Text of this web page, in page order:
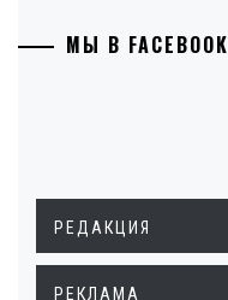
МЫ В FACEBOOK
РЕДАКЦИЯ
РЕКЛАМА